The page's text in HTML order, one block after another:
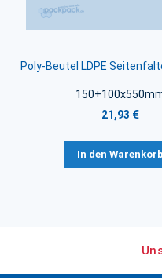
Poly-Beutel LDPE
21,93 €
In den Warenkorb